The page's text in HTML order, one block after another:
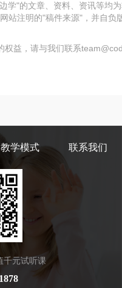
学"的文章、资料、资讯等均
站注明的"稿件来源"，并自
权益，请与我们联系
教学模式 联系我们
千元试听课